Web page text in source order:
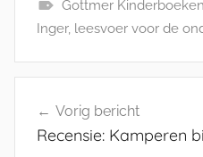
Gottmer Kinderboeken
Inger, leesvoer voor de
navigatie
Vorig bericht
Recensie: Kamperen